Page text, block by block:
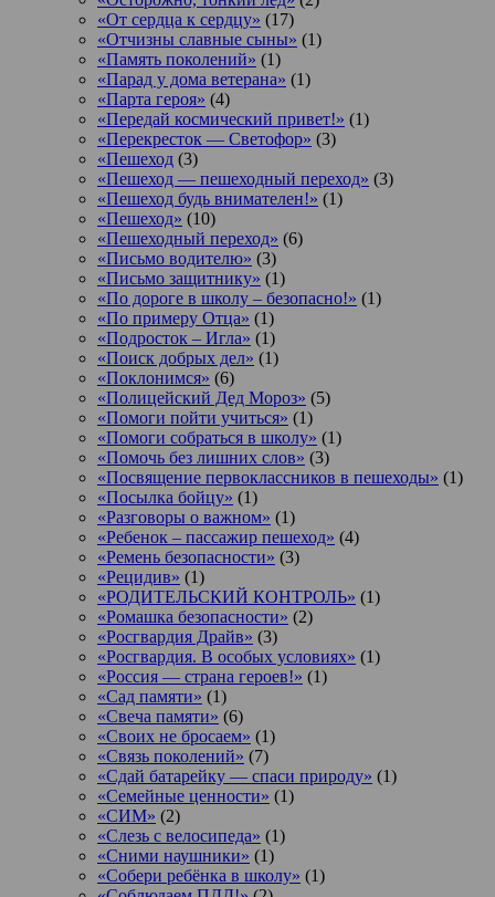
«От сердца к сердцу» (17)
«Отчизны славные сыны» (1)
«Память поколений» (1)
«Парад у дома ветерана» (1)
«Парта героя» (4)
«Передай космический привет!» (1)
«Перекресток — Светофор» (3)
«Пешеход (3)
«Пешеход — пешеходный переход» (3)
«Пешеход будь внимателен!» (1)
«Пешеход» (10)
«Пешеходный переход» (6)
«Письмо водителю» (3)
«Письмо защитнику» (1)
«По дороге в школу – безопасно!» (1)
«По примеру Отца» (1)
«Подросток ‒ Игла» (1)
«Поиск добрых дел» (1)
«Поклонимся» (6)
«Полицейский Дед Мороз» (5)
«Помоги пойти учиться» (1)
«Помоги собраться в школу» (1)
«Помочь без лишних слов» (3)
«Посвящение первоклассников в пешеходы» (1)
«Посылка бойцу» (1)
«Разговоры о важном» (1)
«Ребенок – пассажир пешеход» (4)
«Ремень безопасности» (3)
«Рецидив» (1)
«РОДИТЕЛЬСКИЙ КОНТРОЛЬ» (1)
«Ромашка безопасности» (2)
«Росгвардия Драйв» (3)
«Росгвардия. В особых условиях» (1)
«Россия — страна героев!» (1)
«Сад памяти» (1)
«Свеча памяти» (6)
«Своих не бросаем» (1)
«Связь поколений» (7)
«Сдай батарейку — спаси природу» (1)
«Семейные ценности» (1)
«СИМ» (2)
«Слезь с велосипеда» (1)
«Сними наушники» (1)
«Собери ребёнка в школу» (1)